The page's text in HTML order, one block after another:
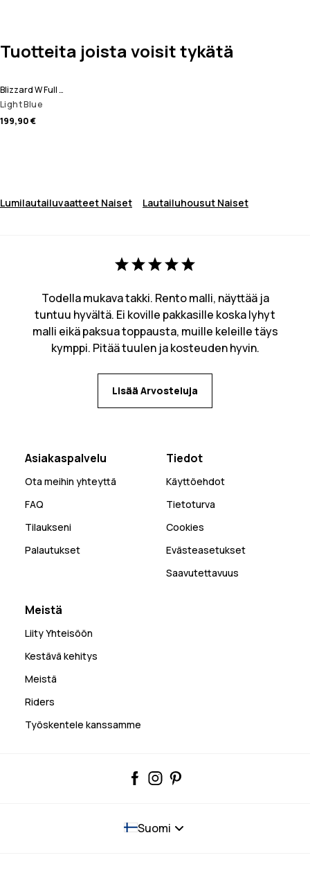
Tuotteita joista voisit tykätä
Blizzard W Full Zip Lumilautailutakki Naiset
Light Blue
199,90 €
Lumilautailuvaatteet Naiset Lautailuhousut Naiset
Todella mukava takki. Rento malli, näyttää ja
tuntuu hyvältä. Ei koville pakkasille koska lyhyt
malli eikä paksua toppausta, muille keleille täys
kymppi. Pitää tuulen ja kosteuden hyvin.
Lisää Arvosteluja
Asiakaspalvelu
Ota meihin yhteyttä
FAQ
Tilaukseni
Palautukset
Tiedot
Käyttöehdot
Tietoturva
Cookies
Evästeasetukset
Saavutettavuus
Meistä
Liity Yhteisöön
Kestävä kehitys
Meistä
Riders
Työskentele kanssamme
Suomi